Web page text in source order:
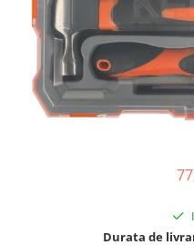
Accesorii sudura
Masti sudura
Sarma sudura MIG/MAG
Electrozi sudura MMA
Durata de